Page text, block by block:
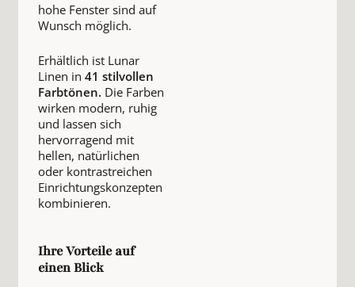
hohe Fenster sind auf
Wunsch möglich.
Erhältlich ist Lunar
Linen in 41 stilvollen
Farbtönen. Die Farben
wirken modern, ruhig
und lassen sich
hervorragend mit
hellen, natürlichen
oder kontrastreichen
Einrichtungskonzepten
kombinieren.
Ihre Vorteile auf
einen Blick